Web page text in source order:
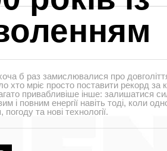
хоча б раз замислювалися про
хто мріє просто поставити рекорд за
привабливіше інше: залишатися
і повним енергії навіть тоді, коли
та нові технології.